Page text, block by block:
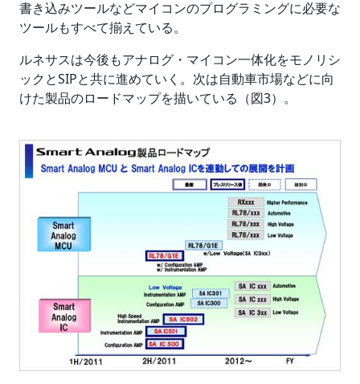
書き込みツールなどマイコンのプログラミングに必要な
ツールもすべて揃えている。
ルネサスは今後もアナログ・マイコン一体化をモノリシ
ックとSIPと共に進めていく。次は自動車市場などに向
けた製品のロードマップを描いている（図3）。